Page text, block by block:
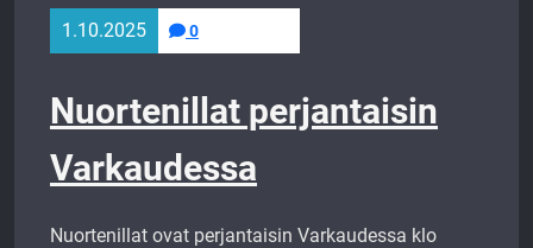
1.10.2025 0
Nuortenillat perjantaisin
Varkaudessa
Nuortenillat ovat perjantaisin Varkaudessa klo